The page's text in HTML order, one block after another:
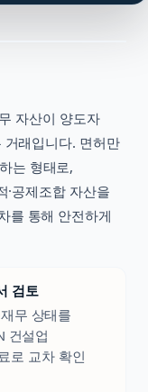
자산이 양도자
거래입니다. 면허만
는 형태로,
·공제조합 자산을
를 통해 안전하게
검토
무 상태를
건설업
로 교차 확인